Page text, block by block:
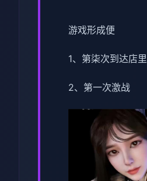
游戏形成便
1、第柒次到达店里
2、第一次激战